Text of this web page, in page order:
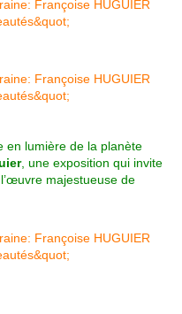
en lumière de la planète
, une exposition qui invite
majestueuse de